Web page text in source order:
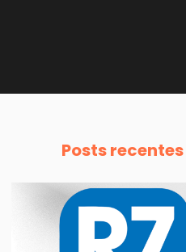
Posts recentes